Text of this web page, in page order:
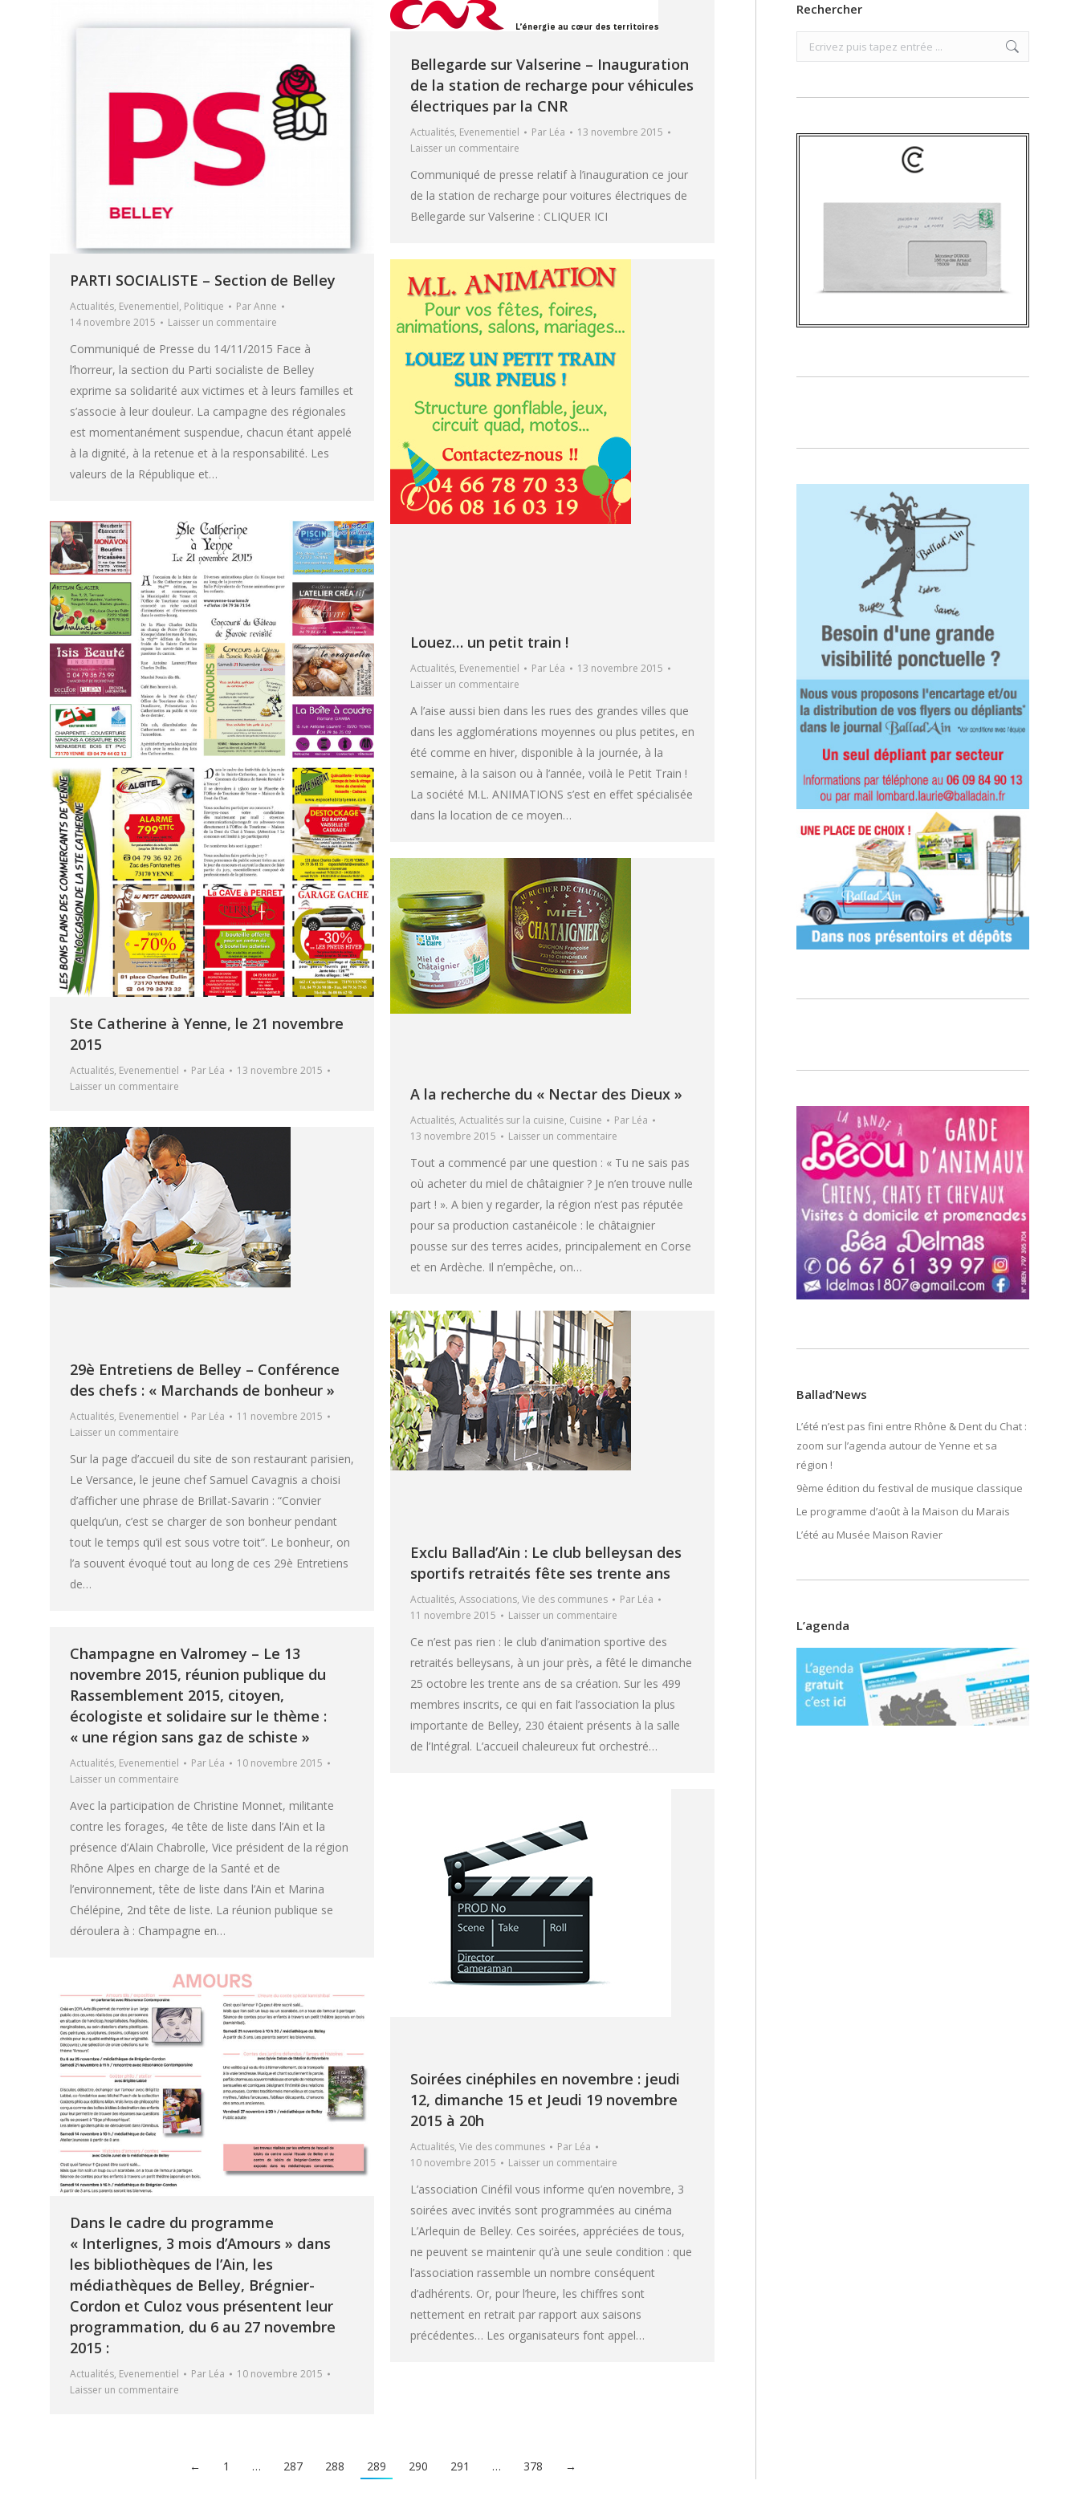
PARTI SOCIALISTE – Section de Belley
Actualités, Evenementiel, Politique ParAnne
14 novembre 2015
Laisser un commentaire
Communiqué de Presse du 14/11/2015 Face à
l’horreur, la section du Parti socialiste de Belley
exprime sa solidarité aux victimes et à leurs familles et
s’associe à leur douleur. La campagne des régionales
est momentanément suspendue, chacun étant appelé
à la dignité, à la retenue et à la responsabilité. Les
valeurs de la République et…
Bellegarde sur Valserine – Inauguration
de la station de recharge pour véhicules
électriques par la CNR
Actualités, Evenementiel Par Léa
13 novembre 2015
Laisser un commentaire
Communiqué de presse relatif à l’inauguration ce jour
de la station de recharge pour voitures électriques de
Bellegarde sur Valserine : CLIQUER ICI
Louez… un petit train !
Actualités, Evenementiel Par Léa
13 novembre 2015
Laisser un commentaire
A l’aise aussi bien dans les rues des grandes villes que
dans les agglomérations moyennes ou plus petites, en
été comme en hiver, disponible à la journée, à la
semaine, à la saison ou à l’année, voilà le Petit Train !
La société M.L. ANIMATIONS s’est en effet spécialisée
dans la location de ce moyen…
Ste Catherine à Yenne, le 21 novembre
2015
Actualités, Evenementiel Par Léa
13 novembre 2015
Laisser un commentaire
A la recherche du « Nectar des Dieux »
Actualités, Actualités sur la cuisine, Cuisine Par Léa
13 novembre 2015
Laisser un commentaire
Tout a commencé par une question : « Tu ne sais pas
où acheter du miel de châtaignier ? Je n’en trouve nulle
part ! ». A bien y regarder, la région n’est pas réputée
pour sa production castanéicole : le châtaignier
pousse sur des terres acides, principalement en Corse
et en Ardèche. Il n’empêche, on…
29è Entretiens de Belley – Conférence
des chefs : « Marchands de bonheur »
Actualités, Evenementiel Par Léa
11 novembre 2015
Laisser un commentaire
Sur la page d’accueil du site de son restaurant parisien,
Le Versance, le jeune chef Samuel Cavagnis a choisi
d’afficher une phrase de Brillat-Savarin : “Convier
quelqu’un, c’est se charger de son bonheur pendant
tout le temps qu’il est sous votre toit”. Le bonheur, on
l’a souvent évoqué tout au long de ces 29è Entretiens
de…
Exclu Ballad’Ain : Le club belleysan des
sportifs retraités fête ses trente ans
Actualités, Associations, Vie des communes Par Léa
11 novembre 2015
Laisser un commentaire
Ce n’est pas rien : le club d’animation sportive des
retraités belleysans, à un jour près, a fêté le dimanche
25 octobre les trente ans de sa création. Sur les 499
membres inscrits, ce qui en fait l’association la plus
importante de Belley, 230 étaient présents à la salle
de l’Intégral. L’accueil chaleureux fut orchestré…
Champagne en Valromey – Le 13
novembre 2015, réunion publique du
Rassemblement 2015, citoyen,
écologiste et solidaire sur le thème :
« une région sans gaz de schiste »
Actualités, Evenementiel Par Léa
10 novembre 2015
Laisser un commentaire
Avec la participation de Christine Monnet, militante
contre les forages, 4e tête de liste dans l’Ain et la
présence d’Alain Chabrolle, Vice président de la région
Rhône Alpes en charge de la Santé et de
l’environnement, tête de liste dans l’Ain et Marina
Chélépine, 2nd tête de liste. La réunion publique se
déroulera à : Champagne en…
Soirées cinéphiles en novembre : jeudi
12, dimanche 15 et Jeudi 19 novembre
2015 à 20h
Actualités, Vie des communes Par Léa
10 novembre 2015
Laisser un commentaire
L’association Cinéfil vous informe qu’en novembre, 3
soirées avec invités sont programmées au cinéma
L’Arlequin de Belley. Ces soirées, appréciées de tous,
ne peuvent se maintenir qu’à une seule condition : que
l’association rassemble un nombre conséquent
d’adhérents. Or, pour l’heure, les chiffres sont
nettement en retrait par rapport aux saisons
précédentes… Les organisateurs font appel…
Dans le cadre du programme
« Interlignes, 3 mois d’Amours » dans
les bibliothèques de l’Ain, les
médiathèques de Belley, Brégnier-
Cordon et Culoz vous présentent leur
programmation, du 6 au 27 novembre
2015 :
Actualités, Evenementiel Par Léa
10 novembre 2015
Laisser un commentaire
← 1 … 287 288 289 290 291 … 378 →
Rechercher
Search:
Ballad’News
L’été n’est pas fini entre Rhône & Dent du Chat :
zoom sur l’agenda autour de Yenne et sa
région !
9ème édition du festival de musique classique
Le programme d’août à la Maison du Marais
L’été au Musée Maison Ravier
L’agenda